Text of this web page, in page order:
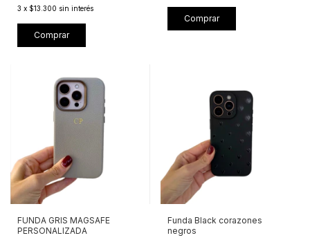
3 x $13.300 sin interés
Comprar
Comprar
FUNDA GRIS MAGSAFE
PERSONALIZADA
Funda Black corazones
negros